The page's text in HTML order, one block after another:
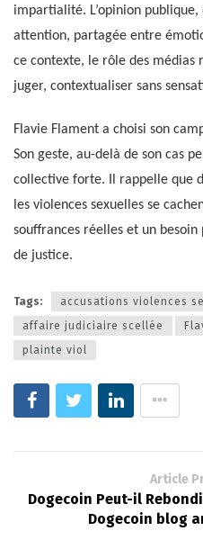
impartialité. L’opinion
attention, partagée entre
ce contexte, le rôle des médias
juger, contextualiser sans
Flavie Flament a choisi son
Son geste, au-delà de son cas
collective forte. Il rappelle que
les violences sexuelles se
souffrances réelles et un
de justice.
Tags:
accusations violences
affaire judiciaire scellée
plainte viol
Article
Dogecoin Peut-il
Dogecoin blog